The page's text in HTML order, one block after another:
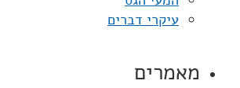
עיקרי דברים
מאמרים